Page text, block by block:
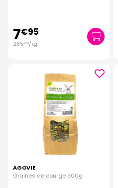
7€95
265€00/kg
AGOVIE
Graines de courge 300g